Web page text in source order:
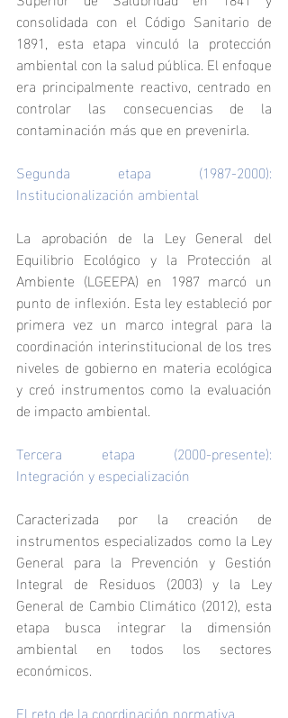
consolidada con el Código Sanitario de
1891, esta etapa vinculó la protección
ambiental con la salud pública. El enfoque
era principalmente reactivo, centrado en
controlar las consecuencias de la
contaminación más que en prevenirla.
Segunda etapa (1987-2000):
Institucionalización ambiental
La aprobación de la Ley General del
Equilibrio Ecológico y la Protección al
Ambiente (LGEEPA) en 1987 marcó un
punto de inflexión. Esta ley estableció por
primera vez un marco integral para la
coordinación interinstitucional de los tres
niveles de gobierno en materia ecológica
y creó instrumentos como la evaluación
de impacto ambiental.
Tercera etapa (2000-presente):
Integración y especialización
Caracterizada por la creación de
instrumentos especializados como la Ley
General para la Prevención y Gestión
Integral de Residuos (2003) y la Ley
General de Cambio Climático (2012), esta
etapa busca integrar la dimensión
ambiental en todos los sectores
económicos.
El reto de la coordinación normativa